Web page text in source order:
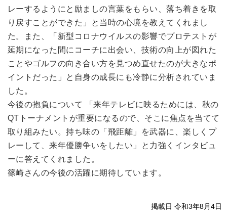
レーするようにと励ましの言葉をもらい、落ち着きを取
り戻すことができた」と当時の心境を教えてくれまし
た。また、「新型コロナウイルスの影響でプロテストが
延期になった間にコーチに出会い、技術の向上が図れた
ことやゴルフの向き合い方を見つめ直せたのが大きなポ
イントだった」と自身の成長にも冷静に分析されていま
した。
今後の抱負について 「来年テレビに映るためには、秋の
QTトーナメントが重要になるので、そこに焦点を当てて
取り組みたい。持ち味の「飛距離」を武器に、楽しくプ
レーして、来年優勝争いをしたい」と力強くインタビュ
ーに答えてくれました。
篠崎さんの今後の活躍に期待しています。
掲載日 令和3年8月4日